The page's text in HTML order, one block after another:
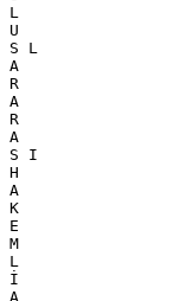
L
U
S L
A
R
A
R
A
S I
H
A
K
E
M
L
İ
A